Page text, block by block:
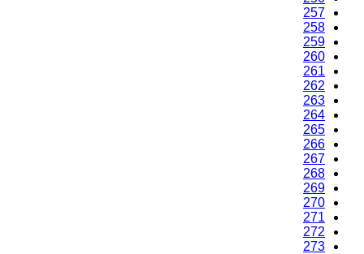
257
258
259
260
261
262
263
264
265
266
267
268
269
270
271
272
273